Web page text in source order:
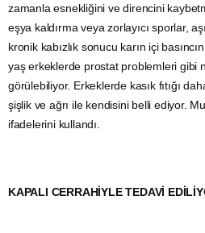
zamanla esnekliğini ve direncini
eşya kaldırma veya zorlayıcı sporlar,
kronik kabızlık sonucu karın içi
yaş erkeklerde prostat problemleri gibi
görülebiliyor. Erkeklerde kasık fıtığı
şişlik ve ağrı ile kendisini belli ediyor.
ifadelerini kullandı.
KAPALI CERRAHİYLE TEDAVİ